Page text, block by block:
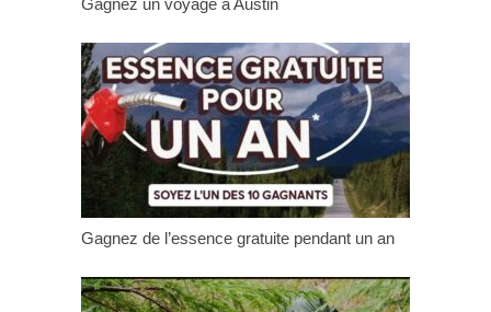
Gagnez de l’essence gratuite pendant un an